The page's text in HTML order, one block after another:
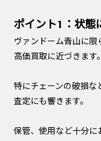
ポイント1：状態
ヴァンドーム青山に
高価買取に近づきます。
特にチェーンの破損な
査定にも響きます。
保管、使用など十分に